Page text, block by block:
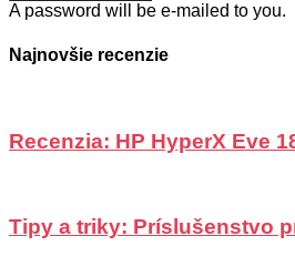
A password will be e-mailed to you.
Najnovšie recenzie
Recenzia: HP HyperX Eve
Tipy a triky: Príslušenstvo